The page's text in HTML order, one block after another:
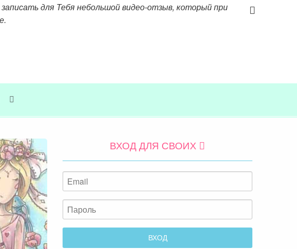
для Тебя небольшой видео-отзыв, который при
ВХОД ДЛЯ СВОИХ